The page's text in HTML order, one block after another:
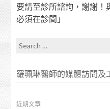
要請至診所諮詢，謝謝！
必須在診間」
Search for:
羅珮琳醫師的媒體訪問及
近期文章